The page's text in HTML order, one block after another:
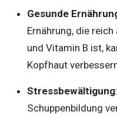
Gesunde
Ernährung, die
und Vitamin B ist,
Kopfhaut
Stressbewältigung
Schuppenbildung